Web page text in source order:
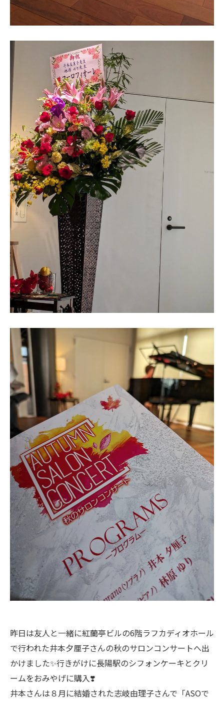
昨日は友人と一緒に紅蘭亭ビルの6階ラフカディオホール
で行われた井本夕厘子さんの秋のサロンコンサートへ出
かけました✨行きがけに長陽駅のシフォンケーキとクリ
ームをおみやげに購入❣️
井本さんは８月に結婚された志岐由理子さんで「ASOで